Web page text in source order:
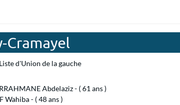
Cramayel
d'Union de la gauche
Abdelaziz - ( 61 ans )
Wahiba - ( 48 ans )